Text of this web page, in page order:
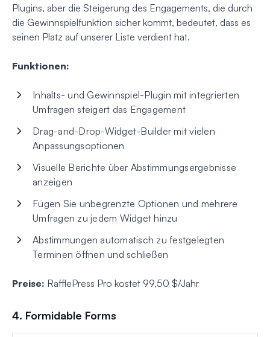
Plugins, aber die Steigerung des Engagements, die durch
die Gewinnspielfunktion sicher kommt, bedeutet, dass es
seinen Platz auf unserer Liste verdient hat.
Funktionen:
Inhalts- und Gewinnspiel-Plugin mit integrierten
Umfragen steigert das Engagement
Drag-and-Drop-Widget-Builder mit vielen
Anpassungsoptionen
Visuelle Berichte über Abstimmungsergebnisse
anzeigen
Fügen Sie unbegrenzte Optionen und mehrere
Umfragen zu jedem Widget hinzu
Abstimmungen automatisch zu festgelegten
Terminen öffnen und schließen
Preise: RafflePress Pro kostet 99,50 $/Jahr
4. Formidable Forms